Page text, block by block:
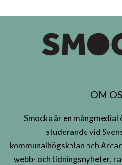
OM
Smocka är en
studerande vid
kommunalhögskolan och
webb- och tidningsnyheter,